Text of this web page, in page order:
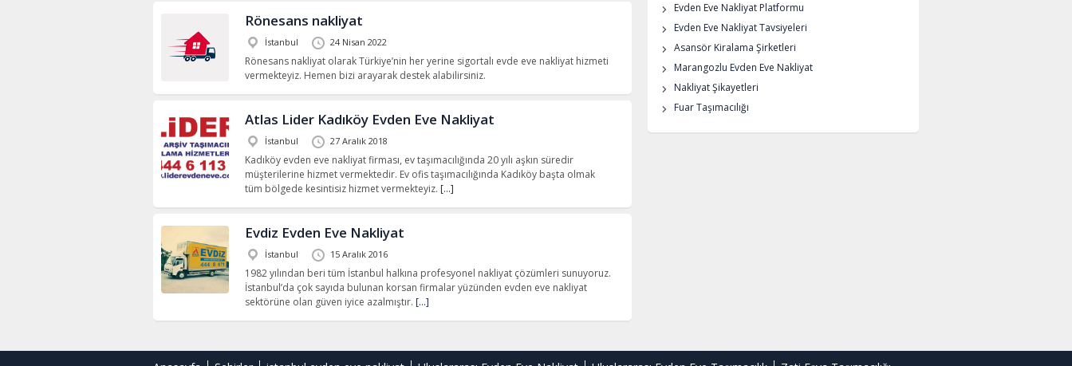
Rönesans nakliyat
İstanbul 24 Nisan 2022
Rönesans nakliyat olarak Türkiye’nin her yerine sigortalı evde eve nakliyat hizmeti
vermekteyiz. Hemen bizi arayarak destek alabilirsiniz.
Atlas Lider Kadıköy Evden Eve Nakliyat
İstanbul 27 Aralık 2018
Kadıköy evden eve nakliyat firması, ev taşımacılığında 20 yılı aşkın süredir
müşterilerine hizmet vermektedir. Ev ofis taşımacılığında Kadıköy başta olmak
tüm bölgede kesintisiz hizmet vermekteyiz. […]
Evdiz Evden Eve Nakliyat
İstanbul 15 Aralık 2016
1982 yılından beri tüm İstanbul halkına profesyonel nakliyat çözümleri sunuyoruz.
İstanbul’da çok sayıda bulunan korsan firmalar yüzünden evden eve nakliyat
sektörüne olan güven iyice azalmıştır. […]
Evden Eve Nakliyat Platformu
Evden Eve Nakliyat Tavsiyeleri
Asansör Kiralama Şirketleri
Marangozlu Evden Eve Nakliyat
Nakliyat Şikayetleri
Fuar Taşımacılığı